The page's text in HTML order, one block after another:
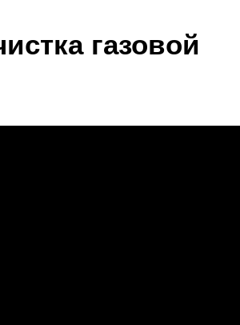
газовой